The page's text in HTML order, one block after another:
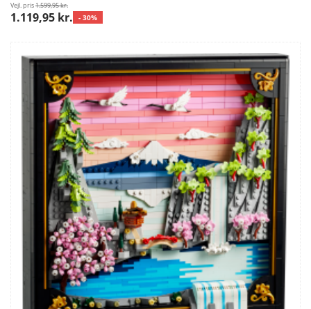
Vejl. pris1.599,95 kr.
1.119,95 kr. - 30%